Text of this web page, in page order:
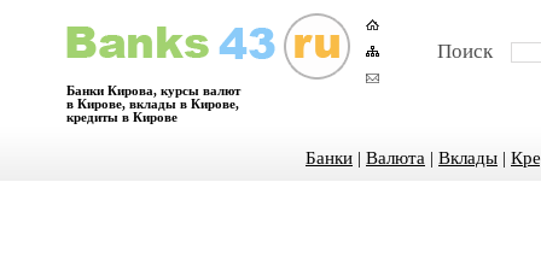
Банки Кирова, курсы валют
в Кирове, вклады в Кирове,
кредиты в Кирове
Поиск
Банки | Валюта | Вклады |